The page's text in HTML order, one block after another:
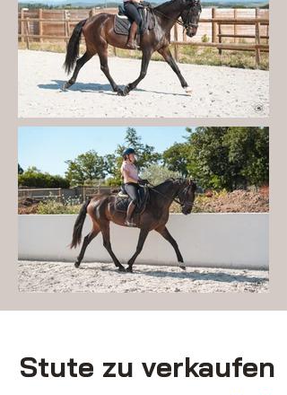
Stute zu verkaufen